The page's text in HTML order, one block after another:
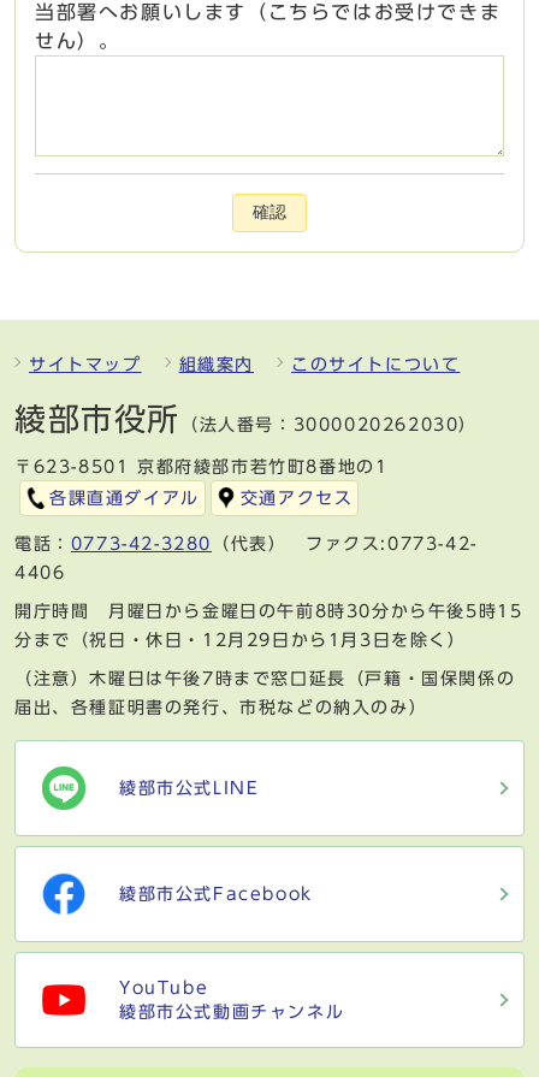
当部署へお願いします（こちらではお受けできま
せん）。
確認
サイトマップ 組織案内 このサイトについて
綾部市役所 （法人番号：3000020262030）
〒623-8501 京都府綾部市若竹町8番地の1
各課直通ダイアル
交通アクセス
電話： 0773-42-3280
（代表） ファクス:0773-42-
4406
開庁時間 月曜日から金曜日の午前8時30分から午後5時15
分まで（祝日・休日・12月29日から1月3日を除く）
（注意）木曜日は午後7時まで窓口延長（戸籍・国保関係の
届出、各種証明書の発行、市税などの納入のみ）
綾部市公式LINE
綾部市公式Facebook
YouTube
綾部市公式動画チャンネル